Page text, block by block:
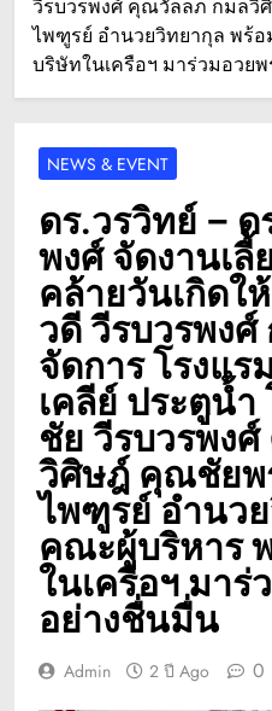
วีรบวรพงศ์ คุณวัลลภ กมล
ไพฑูรย์ อำนวยวิทยากุล พร้
บริษัทในเครือฯ มาร่วมอวย
NEWS & EVENT
ดร.วรวิทย์ –
พงศ์ จัดงานเลี้
คล้ายวันเกิด
วดี วีรบวรพงศ์
จัดการ โรงแร
เคลีย์ ประตูน้
ชัย วีรบวรพง
วิศิษฎ์ คุณชัย
ไพฑูรย์ อำนว
คณะผู้บริหาร
ในเครือฯ มา
อย่างชื่นมื่น
Admin 2 ปี Ago 0